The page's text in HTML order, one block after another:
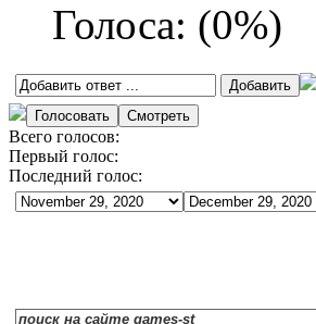
Голоса: (0%)
Всего голосов:
Первый голос:
Последний голос: